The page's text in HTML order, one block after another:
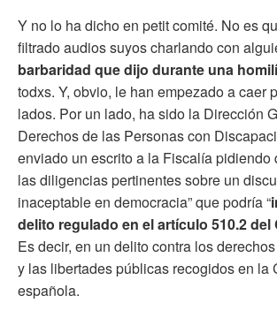
Y no lo ha dicho en petit comité. No es
filtrado audios suyos charlando con
barbaridad que dijo durante una
todxs. Y, obvio, le han empezado a caer
lados. Por un lado, ha sido la Dirección
Derechos de las Personas con
enviado un escrito a la Fiscalía pidiendo
las diligencias pertinentes sobre un
inaceptable en democracia” que podría “
delito regulado en el artículo 510.2 del
Es decir, en un delito contra los
y las libertades públicas recogidos en la
española.